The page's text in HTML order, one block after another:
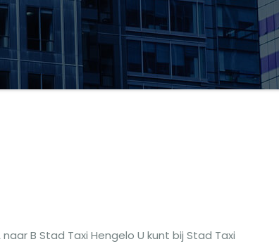
B Stad Taxi Hengelo U kunt bij Stad Taxi